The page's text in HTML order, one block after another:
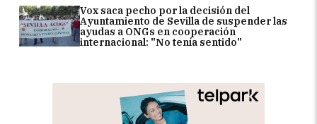
Vox saca pecho por la decisión del
Ayuntamiento de Sevilla de suspender las
ayudas a ONGs en cooperación
internacional: "No tenía sentido"